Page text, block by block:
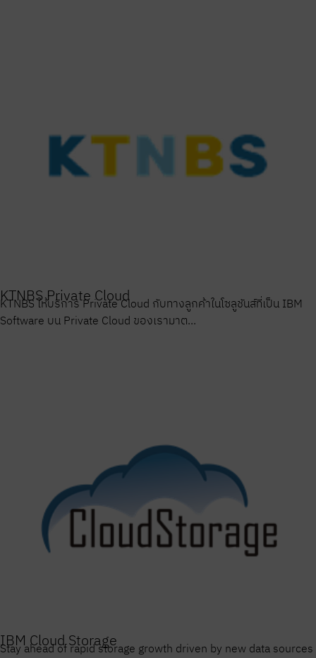
KTNBS Private Cloud
KTNBS ให้บริการ Private Cloud กับทางลูกค้าในโซลูชันส์ที่เป็น IBM
Software บน Private Cloud ของเรามาต...
IBM Cloud Storage
Stay ahead of rapid storage growth driven by new data sources